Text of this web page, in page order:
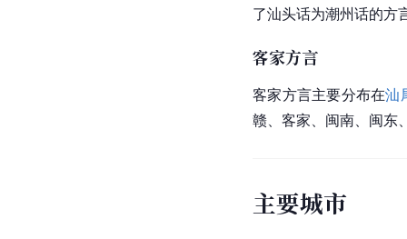
了汕头话为潮州话的方
客家方言
客家方言主要分布在汕
赣、客家、 闽南、 闽东
主要城市